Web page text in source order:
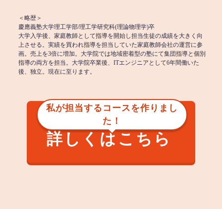
＜略歴＞
慶應義塾大学理工学部/理工学研究科(理論物理学)卒
大学入学後、家庭教師として指導を開始し担当生徒の成績を大きく向
上させる。実績を買われ指導を担当していた家庭教師会社の運営に参
画。売上を3倍に増加。大学院では地域密着型の塾にて集団指導と個別
指導の両方を担当。大学院卒業後、ITエンジニアとして6年間働いた
後、独立。現在に至ります。
私が担当するコースを作りまし
た！
詳しくはこちら